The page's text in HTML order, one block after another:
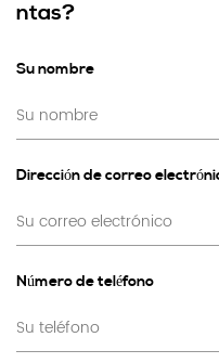
ntas?
Su nombre
Dirección de correo
Número de teléfono